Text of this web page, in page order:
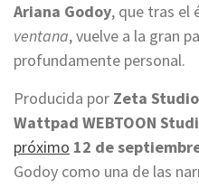
Ariana Godoy, que tras el
ventana, vuelve a la gran
profundamente personal.
Producida por Zeta
Wattpad WEBTOON
próximo 12 de
Godoy como una de las